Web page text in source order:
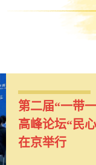
美国小姑娘梦
骆驼撒欢，却
圈了粉
第二届“一带
高峰论坛“民
在京举行
“一带一路”与
合作交响乐
多国携手共建
收征管合作机
“一带一路”青
比赛暨“21世
比赛总决赛在